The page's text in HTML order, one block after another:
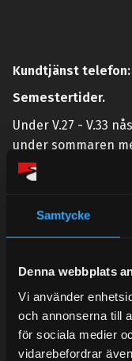
Samtycke
Denna webbplats
Vi använder
och annonserna till
för sociala medier
vidarebefordrar
Kundtjänst telefon:
Semestertider.
Under V.27 - V.33
under sommaren
det helt stängt.
Mån-Tors: 10:30-15:00
Lunchstängt 12:00-